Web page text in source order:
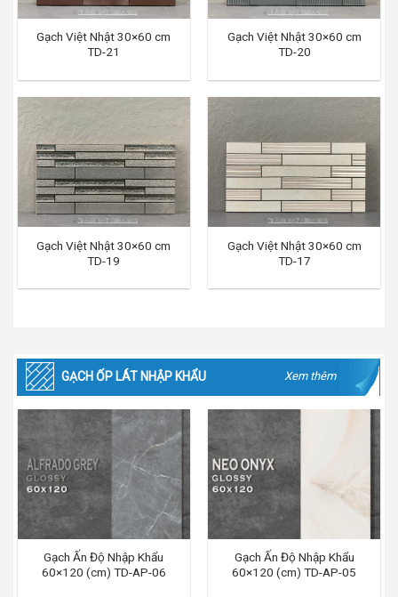
Gạch Việt Nhật 30×60 cm
TD-21
Gạch Việt Nhật 30×60 cm
TD-20
Gạch Việt Nhật 30×60 cm
TD-19
Gạch Việt Nhật 30×60 cm
TD-17
GẠCH ỐP LÁT NHẬP KHẨU Xem thêm
Gạch Ấn Độ Nhập Khẩu
60×120 (cm) TD-AP-06
Gạch Ấn Độ Nhập Khẩu
60×120 (cm) TD-AP-05